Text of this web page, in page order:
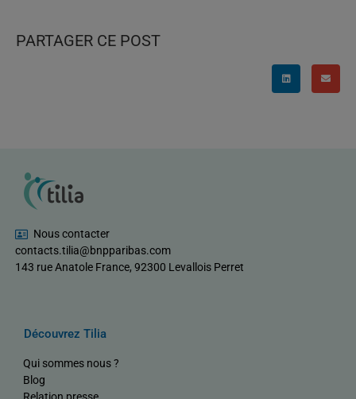
PARTAGER CE POST
Nous contacter
contacts.tilia@bnpparibas.com
143 rue Anatole France, 92300 Levallois Perret
Découvrez Tilia
Qui sommes nous ?
Blog